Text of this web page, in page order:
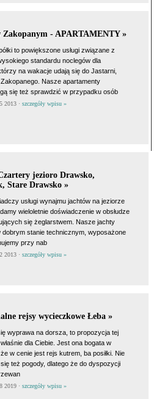
Zakopanym - APARTAMENTY »
to powiększone usługi związane z
standardu noclegów dla
na wakacje udają się do Jastarni,
Zakopanego. Nasze apartamenty
się też sprawdzić w przypadku osób
2013 · szczegóły wpisu »
jezioro Drawsko,
Stare Drawsko »
usługi wynajmu jachtów na jeziorze
wieloletnie doświadczenie w obsłudze
się żeglarstwem. Nasze jachty
dobrym stanie technicznym, wyposażone
przy nab
2013 · szczegóły wpisu »
rejsy wycieczkowe Łeba »
wyprawa na dorsza, to propozycja tej
dla Ciebie. Jest ona bogata w
w cenie jest rejs kutrem, ba posiłki. Nie
też pogody, dlatego że do dyspozycji
2019 · szczegóły wpisu »